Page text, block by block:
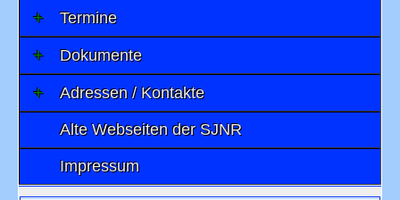
Termine
Dokumente
Adressen / Kontakte
Alte Webseiten der SJNR
Impressum